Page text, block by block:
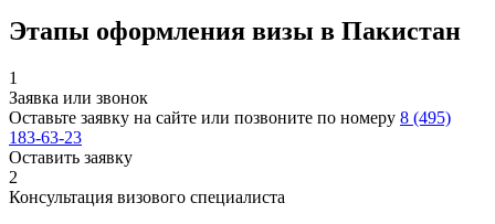
Этапы оформления визы в Пакистан
1
Заявка или звонок
Оставьте заявку на сайте или позвоните по номеру 8 (495)
183-63-23
Оставить заявку
2
Консультация визового специалиста